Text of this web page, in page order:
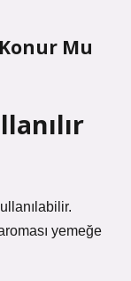
Mu
yemeğe